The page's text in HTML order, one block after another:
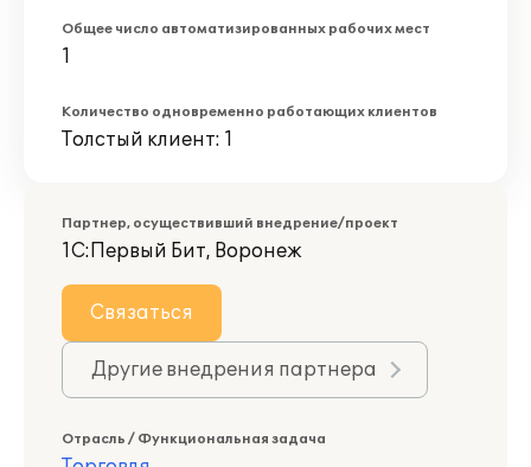
Общее число автоматизированных рабочих мест
1
Количество одновременно работающих клиентов
Толстый клиент: 1
Партнер, осуществивший внедрение/проект
1С:Первый Бит, Воронеж
Связаться
Другие внедрения партнера
Отрасль / Функциональная задача